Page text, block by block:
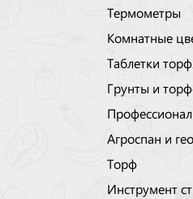
Термометры
Комнатные
Таблетки
Грунты и
Агроспан и
Торф
Инструмент